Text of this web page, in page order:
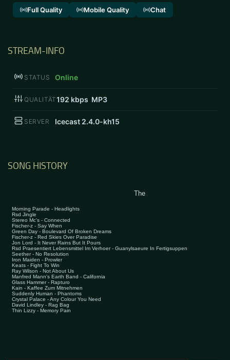
Full Quality Mobile Quality Chat
STREAM-INFO
STATUS Online
QUALITÄT192 kbps MP3
SERVER Icecast 2.4.0-kh15
SONG HISTORY